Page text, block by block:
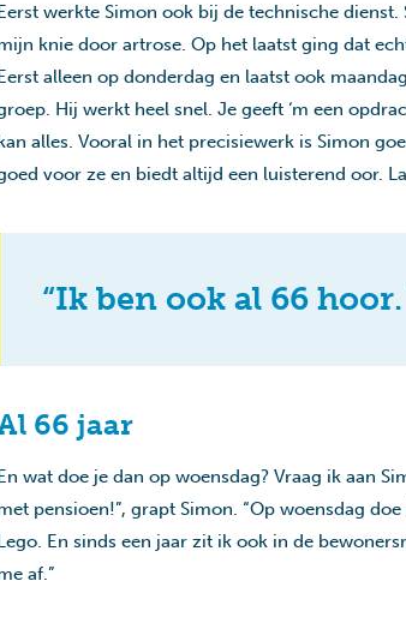
werkte Simon ook bij de technische
knie door artrose. Op het laatst ging dat
alleen op donderdag en laatst ook
Hij werkt heel snel. Je geeft ‘m een
alles. Vooral in het precisiewerk is Simon
voor ze en biedt altijd een luisterend oor.
“Ik ben ook al 66
66 jaar
wat doe je dan op woensdag? Vraag ik aan
pensioen!”, grapt Simon. “Op woensdag
En sinds een jaar zit ik ook in de
af.”